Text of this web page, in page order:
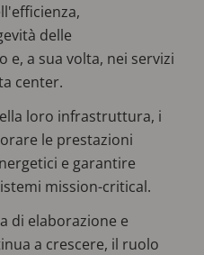
delle
a sua volta, nei servizi
center.
loro infrastruttura, i
le prestazioni
e garantire
mission-critical.
di elaborazione e
a crescere, il ruolo